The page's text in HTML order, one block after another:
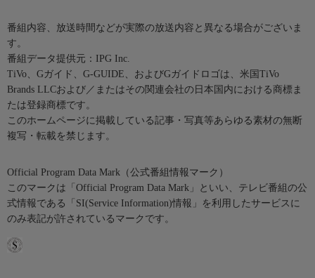
番組内容、放送時間などが実際の放送内容と異なる場合がございま
す。
番組データ提供元：IPG Inc.
TiVo、Gガイド、G-GUIDE、およびGガイドロゴは、米国TiVo
Brands LLCおよび／またはその関連会社の日本国内における商標ま
たは登録商標です。
このホームページに掲載している記事・写真等あらゆる素材の無断
複写・転載を禁じます。
Official Program Data Mark（公式番組情報マーク）
このマークは「Official Program Data Mark」といい、テレビ番組の公
式情報である「SI(Service Information)情報」を利用したサービスに
のみ表記が許されているマークです。